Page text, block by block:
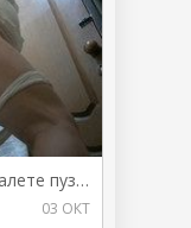
Подсмотрели как какает в туалете пузатая бабулька
03 ОКТ